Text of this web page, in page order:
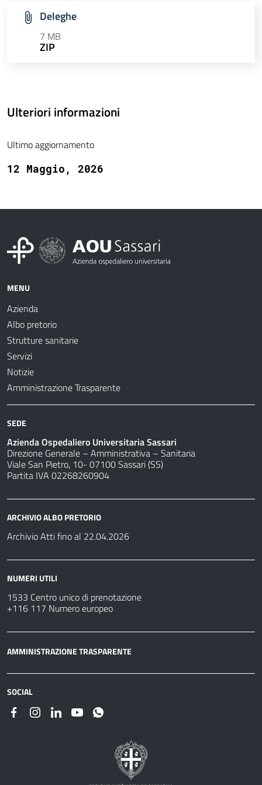
Deleghe
7 MB
ZIP
Ulteriori informazioni
Ultimo aggiornamento
12 Maggio, 2026
MENU
Azienda
Albo pretorio
Strutture sanitarie
Servizi
Notizie
Amministrazione Trasparente
SEDE
Azienda Ospedaliero Universitaria Sassari
Direzione Generale – Amministrativa – Sanitaria
Viale San Pietro, 10- 07100 Sassari (SS)
Partita IVA 02268260904
ARCHIVIO ALBO PRETORIO
Archivio Atti fino al 22.04.2026
NUMERI UTILI
1533 Centro unico di prenotazione
+116 117 Numero europeo
AMMINISTRAZIONE TRASPARENTE
SOCIAL